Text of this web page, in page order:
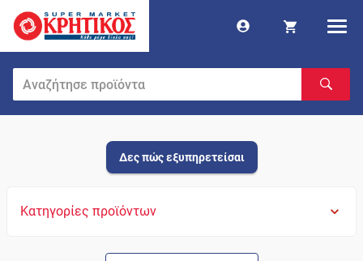
Δες πώς εξυπηρετείσαι
Κατηγορίες προϊόντων